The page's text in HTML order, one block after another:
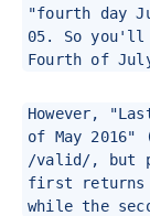
"fourth day
05. So you'll
Fourth of
However,
of May
/valid/, but
first returns
while the